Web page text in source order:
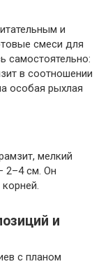
и
смеси для
самостоятельно:
в соотношении
особая рыхлая
мелкий
2–4 см. Он
и
с планом